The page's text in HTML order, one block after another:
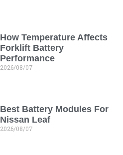
How Temperature Affects
Forklift Battery
Performance
2026/08/07
Best Battery Modules For
Nissan Leaf
2026/08/07